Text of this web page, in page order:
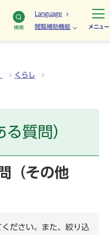
検索
Language
閲覧補助機能 メニュー
くらし
質問）
（その他
ださい。また、絞り込